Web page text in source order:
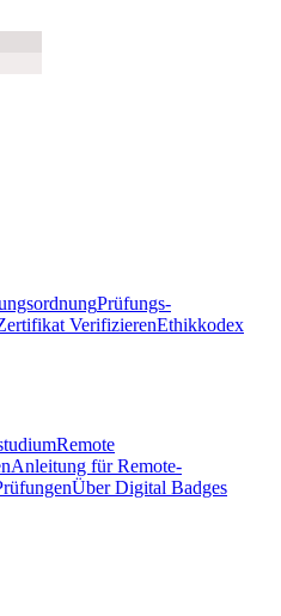
Prüfungs-
VerifizierenEthikkodex
Remote
Anleitung für Remote-
Über Digital Badges